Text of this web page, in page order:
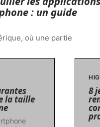
: un guide
où une partie
la taille
8